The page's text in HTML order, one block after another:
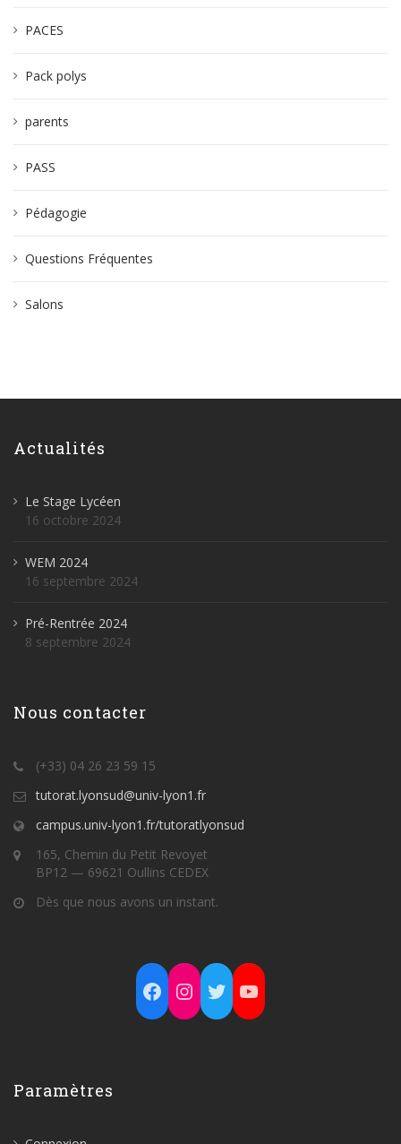
PACES
Pack polys
parents
PASS
Pédagogie
Questions Fréquentes
Salons
Actualités
Le Stage Lycéen
16 octobre 2024
WEM 2024
16 septembre 2024
Pré-Rentrée 2024
8 septembre 2024
Nous contacter
(+33) 04 26 23 59 15
tutorat.lyonsud@univ-lyon1.fr
campus.univ-lyon1.fr/tutoratlyonsud
165, Chemin du Petit Revoyet
BP12 — 69621 Oullins CEDEX
Dès que nous avons un instant.
Facebook Instagram Twitter YouTube
Paramètres